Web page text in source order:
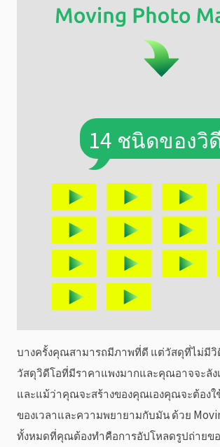
บางครั้งคุณสามารถมีภาพที่ดี แต่วัสดุที่ไม่มีวิ
วัสดุวิดีโอที่มีราคาแพงมากและคุณอาจจะลัง
และแม้ว่าคุณจะสร้างของคุณเองคุณจะต้อง
ของเวลาและความพยายามกับมัน ด้วย
ทั้งหมดที่คุณต้องทำคือการอัปโหลดรูปถ่ายข
14 ชนิดของวิ